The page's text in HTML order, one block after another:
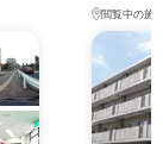
閲覧中の施